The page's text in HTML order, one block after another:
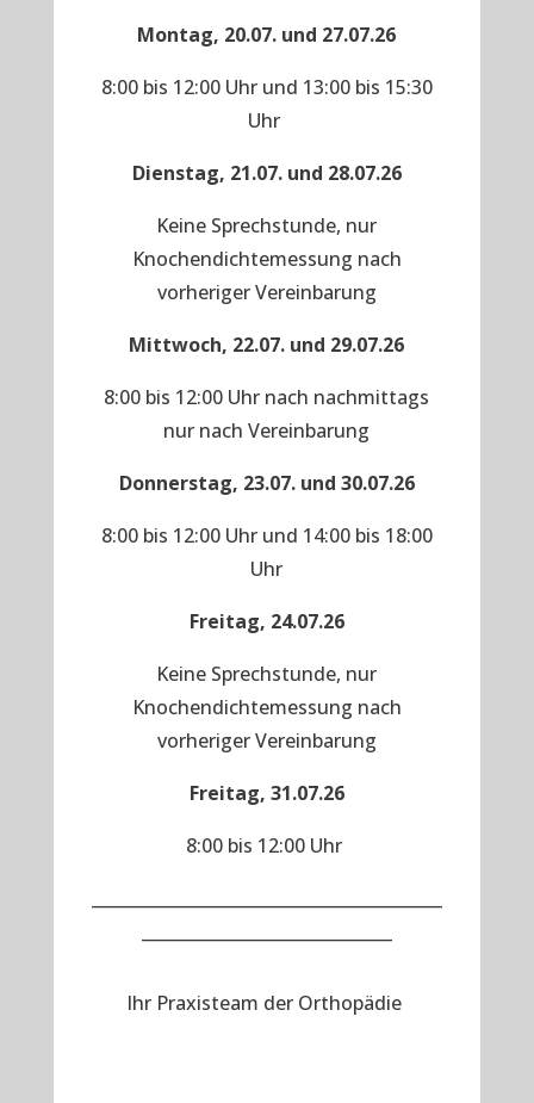
Montag, 20.07. und 27.07.26
8:00 bis 12:00 Uhr und 13:00 bis 15:30
Uhr
Dienstag, 21.07. und 28.07.26
Keine Sprechstunde, nur
Knochendichtemessung nach
vorheriger Vereinbarung
Mittwoch, 22.07. und 29.07.26
8:00 bis 12:00 Uhr nach nachmittags
nur nach Vereinbarung
Donnerstag, 23.07. und 30.07.26
8:00 bis 12:00 Uhr und 14:00 bis 18:00
Uhr
Freitag, 24.07.26
Keine Sprechstunde, nur
Knochendichtemessung nach
vorheriger Vereinbarung
Freitag, 31.07.26
8:00 bis 12:00 Uhr
Ihr Praxisteam der Orthopädie